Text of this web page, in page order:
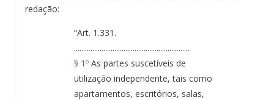
redação:
“Art. 1.331.
...............................................................
§ 1º As partes suscetíveis de
utilização independente, tais como
apartamentos, escritórios, salas,